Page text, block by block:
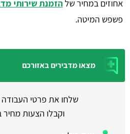
אחוזים במחיר שלהזמנת שירותי
פשפש המיטה.
מצאו מדבירים באזורכם
שלחו את פרטי
וקבלו הצעות מחיר